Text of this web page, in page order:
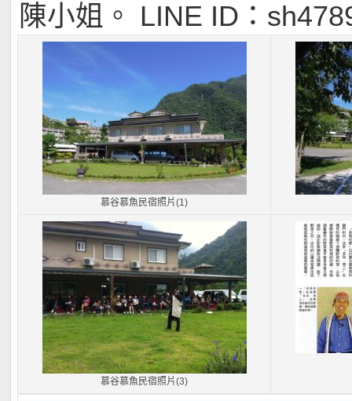
陳小姐。 LINE ID：
慕谷慕魚民宿照片(1)
慕谷慕魚民宿照片(3)